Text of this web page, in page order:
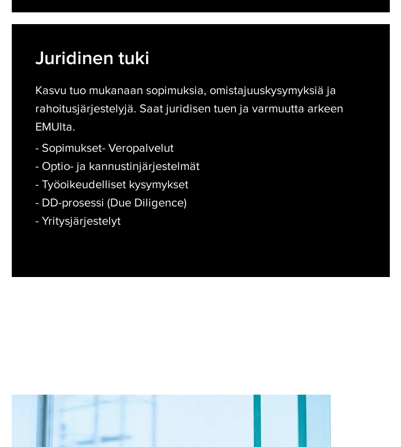
Juridinen tuki
Kasvu tuo mukanaan sopimuksia, omistajuuskysymyksiä ja
rahoitusjärjestelyjä. Saat juridisen tuen ja varmuutta arkeen
EMUlta.
- Sopimukset- Veropalvelut
- Optio- ja kannustinjärjestelmät
- Työoikeudelliset kysymykset
- DD-prosessi (Due Diligence)
- Yritysjärjestelyt